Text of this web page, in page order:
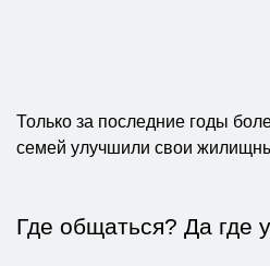
Только за последние годы
семей улучшили свои
Где общаться? Да где